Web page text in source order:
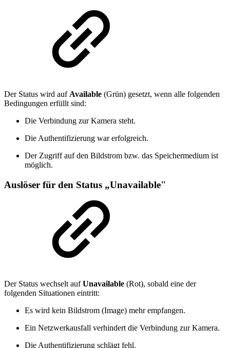
Der Status wird auf Available (Grün) gesetzt, wenn alle folgenden
Bedingungen erfüllt sind:
Die Verbindung zur Kamera steht.
Die Authentifizierung war erfolgreich.
Der Zugriff auf den Bildstrom bzw. das Speichermedium ist
möglich.
Auslöser für den Status „Unavailable"
Der Status wechselt aufUnavailable (Rot), sobald eine der
folgenden Situationen eintritt:
Es wird kein Bildstrom (Image) mehr empfangen.
Ein Netzwerkausfall verhindert die Verbindung zur Kamera.
Die Authentifizierung schlägt fehl.